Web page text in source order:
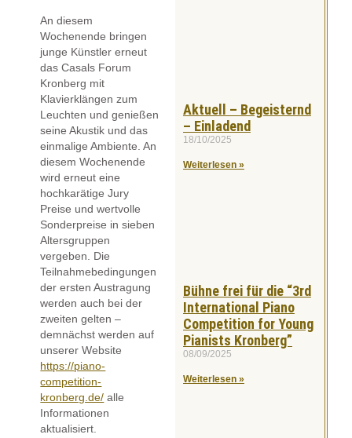
Aktuell – Begeisternd
– Einladend
18/10/2025
Weiterlesen »
Bühne frei für die “3rd
International Piano
Competition for Young
Pianists Kronberg”
08/09/2025
Weiterlesen »
An diesem
Wochenende bringen
junge Künstler erneut
das Casals Forum
Kronberg mit
Klavierklängen zum
Leuchten und genießen
seine Akustik und das
einmalige Ambiente. An
diesem Wochenende
wird erneut eine
hochkarätige Jury
Preise und wertvolle
Sonderpreise in sieben
Altersgruppen
vergeben. Die
Teilnahmebedingungen
der ersten Austragung
werden auch bei der
zweiten gelten –
demnächst werden auf
unserer Website
https://piano-
competition-
kronberg.de/ alle
Informationen
aktualisiert.